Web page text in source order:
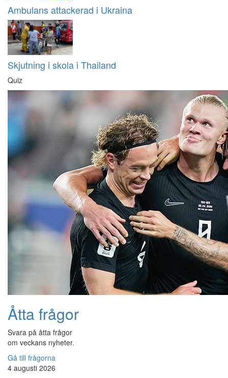
Ambulans attackerad i Ukraina
Skjutning i skola i Thailand
Quiz
Åtta frågor
Svara på åtta frågor
om veckans nyheter.
Gå till frågorna
4 augusti 2026